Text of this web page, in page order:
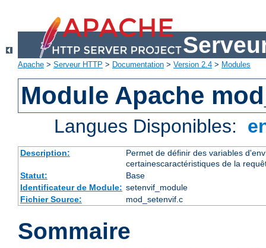
Apache > Serveur HTTP > Documentation > Version 2.4 > Modules
Module Apache
Langues Disponibles:
Description:
Permet de définir des variables
certainescaractéristiques de la
Statut:
Base
Identificateur de Module: setenvif_module
Fichier Source:
mod_setenvif.c
Sommaire